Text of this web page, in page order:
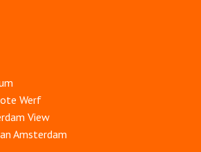
Werf
View
Amsterdam